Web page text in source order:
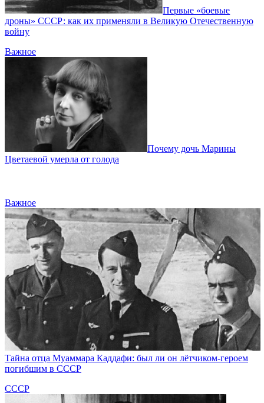
Первые «боевые
дроны» СССР: как их применяли в Великую Отечественную
войну
Важное
Почему дочь Марины
Цветаевой умерла от голода
Важное
Тайна отца Муаммара Каддафи: был ли он лётчиком-героем
погибшим в СССР
СССР